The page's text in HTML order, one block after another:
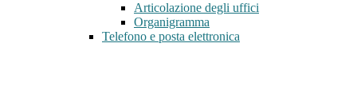
Articolazione degli uffici
Organigramma
Telefono e posta elettronica